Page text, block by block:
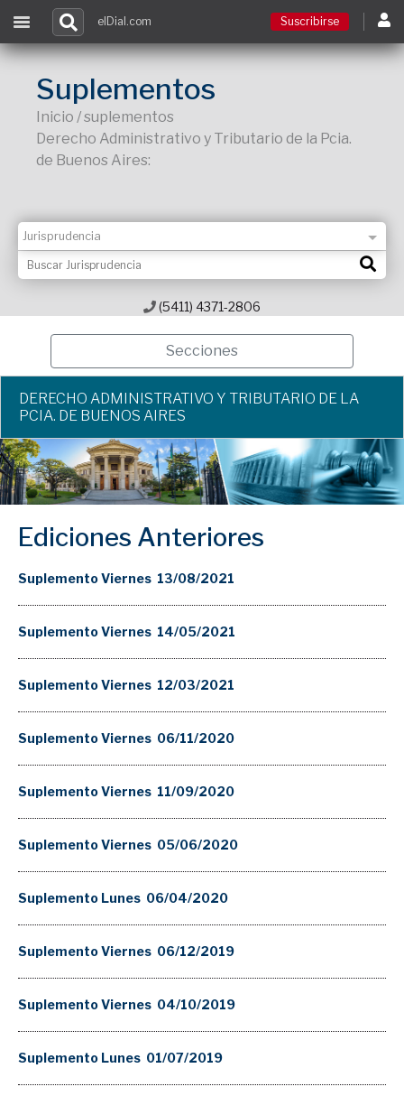
Ingresar
elDial.com Suscribirse
Suplementos
Inicio / suplementos
Derecho Administrativo y Tributario de la Pcia.
de Buenos Aires:
(5411) 4371-2806
Secciones
DERECHO ADMINISTRATIVO Y TRIBUTARIO DE LA
PCIA. DE BUENOS AIRES
Ediciones Anteriores
Suplemento Viernes 13/08/2021
Suplemento Viernes 14/05/2021
Suplemento Viernes 12/03/2021
Suplemento Viernes 06/11/2020
Suplemento Viernes 11/09/2020
Suplemento Viernes 05/06/2020
Suplemento Lunes 06/04/2020
Suplemento Viernes 06/12/2019
Suplemento Viernes 04/10/2019
Suplemento Lunes 01/07/2019